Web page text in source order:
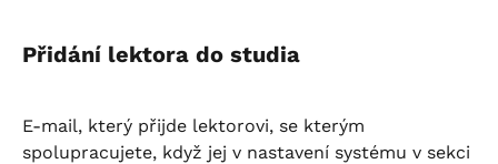
Přidání lektora do studia
E-mail, který přijde lektorovi, se kterým
spolupracujete, když jej v nastavení systému v sekci